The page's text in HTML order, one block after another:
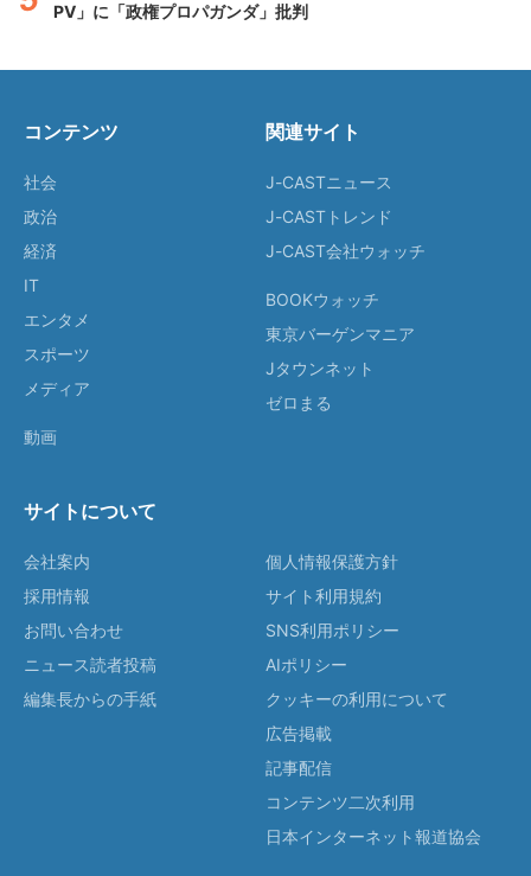
PV」に「政権プロパガンダ」批判
コンテンツ
社会
政治
経済
IT
エンタメ
スポーツ
メディア
動画
関連サイト
J-CASTニュース
J-CASTトレンド
J-CAST会社ウォッチ
BOOKウォッチ
東京バーゲンマニア
Jタウンネット
ゼロまる
サイトについて
会社案内
採用情報
お問い合わせ
ニュース読者投稿
編集長からの手紙
個人情報保護方針
サイト利用規約
SNS利用ポリシー
AIポリシー
クッキーの利用について
広告掲載
記事配信
コンテンツ二次利用
日本インターネット報道協会